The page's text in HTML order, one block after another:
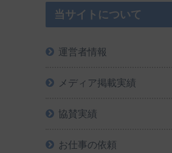
当サイトについて
運営者情報
メディア掲載実績
協賛実績
お仕事の依頼